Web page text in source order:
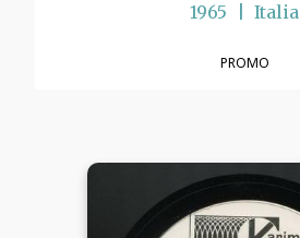
1965 Italia
PROMO